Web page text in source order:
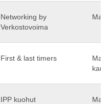
Networking by
Verkostovoima
First & last timers
IPP kuohut